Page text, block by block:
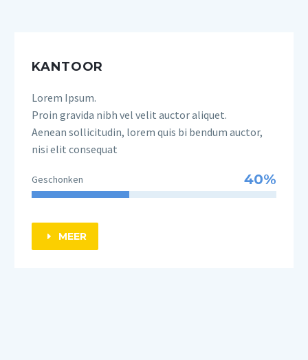
KANTOOR
Lorem Ipsum.
Proin gravida nibh vel velit auctor aliquet.
Aenean sollicitudin, lorem quis bi bendum auctor,
nisi elit consequat
Geschonken 40%
E MEER